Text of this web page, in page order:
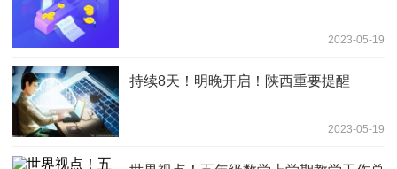
2023-05-19
持续8天！明晚开启！陕西重要提醒
2023-05-19